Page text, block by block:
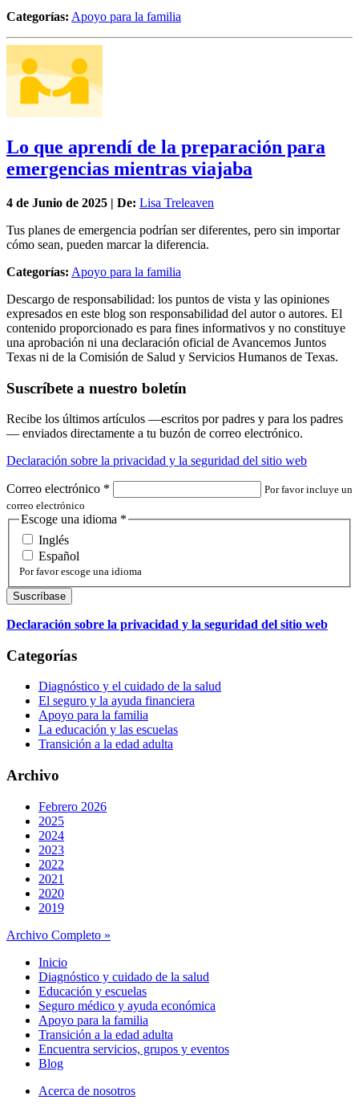
Categorías: Apoyo para la familia
Lo que aprendí de la preparación para
emergencias mientras viajaba
4 de Junio de 2025 | De: Lisa Treleaven
Tus planes de emergencia podrían ser diferentes, pero sin importar
cómo sean, pueden marcar la diferencia.
Categorías: Apoyo para la familia
Descargo de responsabilidad: los puntos de vista y las opiniones
expresados en este blog son responsabilidad del autor o autores. El
contenido proporcionado es para fines informativos y no constituye
una aprobación ni una declaración oficial de Avancemos Juntos
Texas ni de la Comisión de Salud y Servicios Humanos de Texas.
Suscríbete a nuestro boletín
Recibe los últimos artículos —escritos por padres y para los padres
— enviados directamente a tu buzón de correo electrónico.
Declaración sobre la privacidad y la seguridad del sitio web
Correo electrónico *
Por favor incluye un
correo electrónico
Escoge una idioma *
Inglés
Español
Por favor escoge una idioma
Declaración sobre la privacidad y la seguridad del sitio web
Categorías
Diagnóstico y el cuidado de la salud
El seguro y la ayuda financiera
Apoyo para la familia
La educación y las escuelas
Transición a la edad adulta
Archivo
Febrero 2026
2025
2024
2023
2022
2021
2020
2019
Archivo Completo »
Inicio
Diagnóstico y cuidado de la salud
Educación y escuelas
Seguro médico y ayuda económica
Apoyo para la familia
Transición a la edad adulta
Encuentra servicios, grupos y eventos
Blog
Acerca de nosotros